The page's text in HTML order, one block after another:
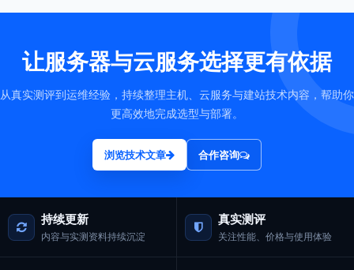
让服务器与云服务选择更有依据
从真实测评到运维经验，持续整理主机、云服务与建站技术内容，帮助你
更高效地完成选型与部署。
浏览技术文章 合作咨询
持续更新
内容与实测资料持续沉淀
真实测评
关注性能、价格与使用体验